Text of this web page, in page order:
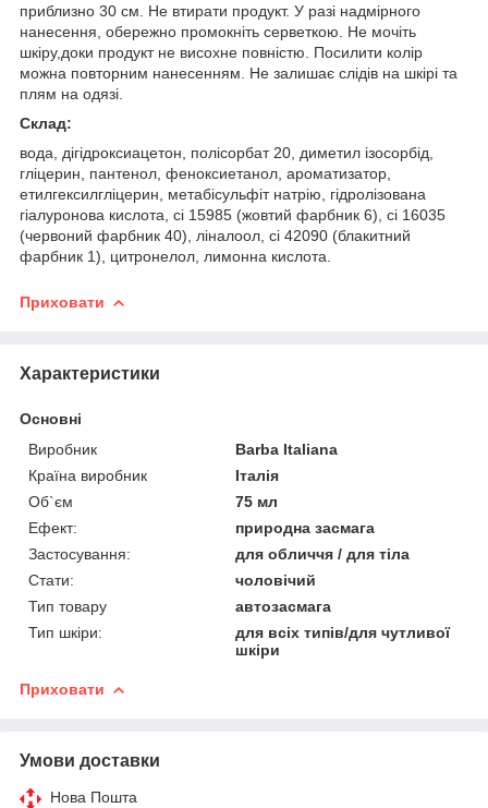
приблизно 30 см. Не втирати продукт. У разі надмірного
нанесення, обережно промокніть серветкою. Не мочіть
шкіру,доки продукт не висохне повністю. Посилити колір
можна повторним нанесенням. Не залишає слідів на шкірі та
плям на одязі.
Склад:
вода, дігідроксиацетон, полісорбат 20, диметил ізосорбід,
гліцерин, пантенол, феноксиетанол, ароматизатор,
етилгексилгліцерин, метабісульфіт натрію, гідролізована
гіалуронова кислота, ci 15985 (жовтий фарбник 6), ci 16035
(червоний фарбник 40), ліналоол, ci 42090 (блакитний
фарбник 1), цитронелол, лимонна кислота.
Приховати
Характеристики
Основні
Виробник
Barba Italiana
Країна виробник
Італія
Об`єм
75 мл
Ефект:
природна засмага
Застосування:
для обличчя / для тіла
Стати:
чоловічий
Тип товару
автозасмага
Тип шкіри:
для всіх типів/для чутливої
шкіри
Приховати
Умови доставки
Нова Пошта